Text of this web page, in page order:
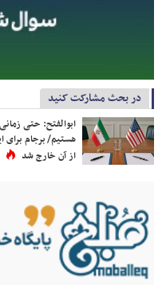
در بحث مشارکت کنید
ابوالفتح: حتی
هستیم/ برجام برای
از آن خارج شد